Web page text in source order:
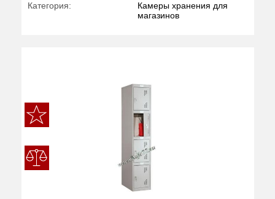
Категория:
Камеры хранения для
магазинов